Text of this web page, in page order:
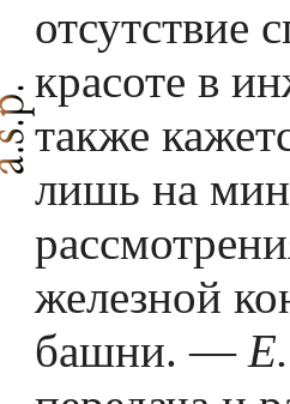
отсутствие
красоте в
также
лишь на
железной
башни. —